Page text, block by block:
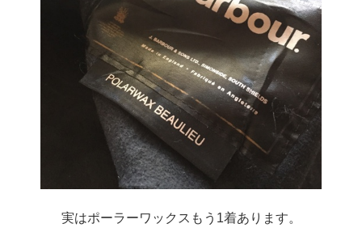
実はポーラーワックスもう1着あります。